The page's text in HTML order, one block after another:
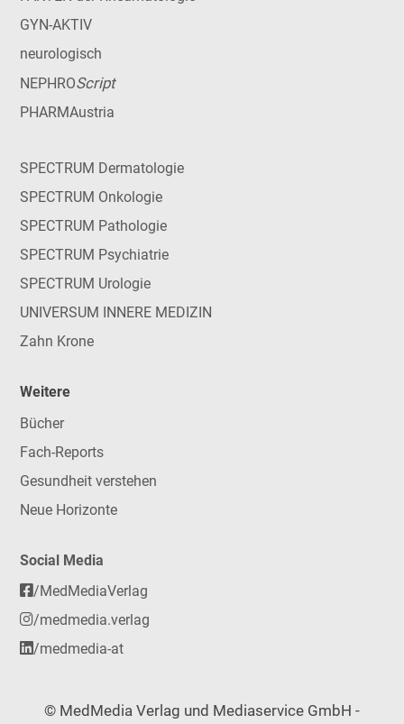
GYN-AKTIV
neurologisch
NEPHROScript
PHARMAustria
SPECTRUM Dermatologie
SPECTRUM Onkologie
SPECTRUM Pathologie
SPECTRUM Psychiatrie
SPECTRUM Urologie
UNIVERSUM INNERE MEDIZIN
Zahn Krone
Weitere
Bücher
Fach-Reports
Gesundheit verstehen
Neue Horizonte
Social Media
/MedMediaVerlag
/medmedia.verlag
/medmedia-at
© MedMedia Verlag und Mediaservice GmbH -